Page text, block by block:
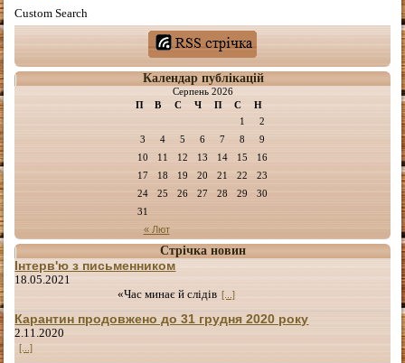
Custom Search
Календар публікацій
Серпень 2026
П
В С Ч П С Н
« Лют
1
2
3
4 5 6 7 8
9
10
11 12 13 14 15
16
17
18 19 20 21 22
23
24
25 26 27 28 29
30
31
Стрічка новин
Інтерв'ю з письменником
18.05.2021
«Час минає й слідів [...]
Карантин продовжено до 31 грудня 2020 року
2.11.2020
[...]